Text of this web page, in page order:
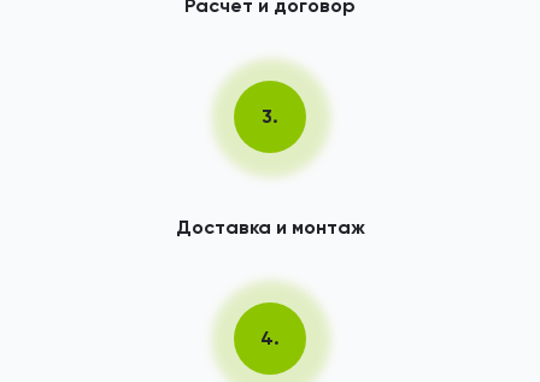
Расчет и договор
3.
Доставка и монтаж
4.